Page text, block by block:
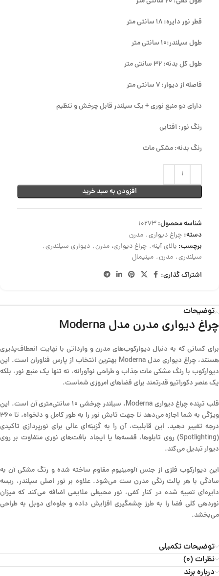
قطر نور دایره: 18 سانتی متر
طول سیلندر:10 سانتی متر
طول کل بدنه: 32 سانتی متر
فاصله از دیوار: 7 سانتی متر
دارای دو منبع نوری + یک سیلندر قابل چرخش و تنظیم
رنگ نور: آفتابی
رنگ بدنه: مشکی مات
افزودن به سبد خرید
شناسه محصول:10273
دسته: چراغ دیواری, مدرن
برچسب: بالای آینه, چراغ دیواری، مدرن, دیواری سیلندری,
سیلندری, مدرن, مینیمال
اشتراک گذاری:
توضیحات
چراغ دیواری مدرن مدل Moderna
برای کسانی که به دنبال دیوارکوب‌های مدرن و وارداتی با نهایت انعطاف‌پذیری
هستند، چراغ دیواری مدل Moderna بهترین انتخاب از پارس فناوران است. این
دیوارکوب با رنگ مشکی مات جذاب و طراحی نوآورانه، نه تنها یک منبع نور، بلکه
یک عنصر دکوراتیو قدرتمند برای فضاهای امروزی شماست.
قلب تپنده چراغ دیواری Moderna، سیلندر چرخشی ۱۰ سانتی‌متری آن است. این
ویژگی به شما اجازه می‌دهد تا جهت تابش نور را به طور کامل و دلخواه، تا ۳۶۰
درجه تغییر دهید. این قابلیت، آن را به گزینه‌ای عالی برای نورپردازی تاکیدی
(Spotlighting) روی تابلوها، قفسه‌ها یا ایجاد بافت‌های نوری متفاوت بر روی
دیوار تبدیل می‌کند.
این دیوارکوب فلزی از جنس آلومینیوم مقاوم ساخته شده و رنگ مشکی آن به
سادگی با هر پالت رنگی مدرن ست می‌شود. علاوه بر نور اصلی سیلندر، ریسه
دایره‌ای تعبیه شده در کنار کفی، نور محیطی ملایمی اضافه می‌کند که میزان
نوردهی کلی فضا را به طرز چشمگیری افزایش داده و جلوه‌ای دوبل به طراحی
می‌بخشد.
توضیحات تکمیلی
نظرات (0)
درباره برند